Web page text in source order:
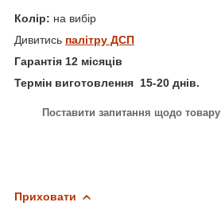
Колір: на вибір
Дивитись палітру ДСП
Гарантія 12 місяців
Термін виготовлення 15-20 днів.
Поставити запитання щодо товару
Приховати